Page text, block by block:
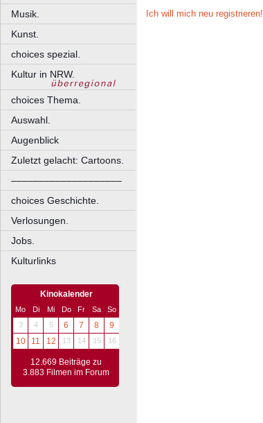
Musik.
Kunst.
choices spezial.
Kultur in NRW.
choices Thema.
Auswahl.
Augenblick
Zuletzt gelacht: Cartoons.
––––––––––––––––––––
choices Geschichte.
Verlosungen.
Jobs.
Kulturlinks
Kinokalender
Mo Di Mi Do Fr Sa
So
3
4 5 6 7 8
9
10
11 12 13 14 15 16
12.669 Beiträge zu
3.883 Filmen im Forum
Ich will mich neu registrieren!